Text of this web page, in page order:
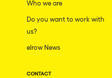
Who we are
Do you want to work with
us?
elrow News
CONTACT